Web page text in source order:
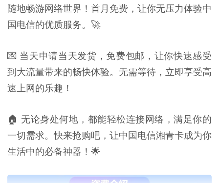
随地畅游网络世界！首月免费，让你无压力体验中
国电信的优质服务。🚀
💌 当天申请当天发货，免费包邮，让你快速感受
到大流量带来的畅快体验。无需等待，立即享受高
速上网的乐趣！
🏠 无论身处何地，都能轻松连接网络，满足你的
一切需求。快来抢购吧，让中国电信湘青卡成为你
生活中的必备神器！🌟